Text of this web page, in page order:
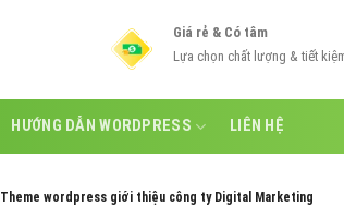
Giá rẻ & Có tâm
Lựa chọn chất lượng & tiết
HƯỚNG DẪN WORDPRESS LIÊN HỆ
Theme wordpress giới thiệu công ty Digital Marketing